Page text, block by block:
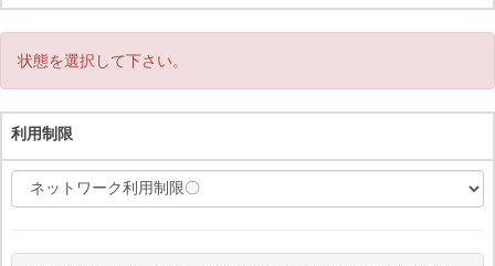
状態を選択して下さい。
利用制限